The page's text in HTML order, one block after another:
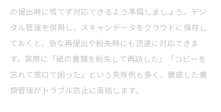
の提出時に慌てず対応できるよう準備しましょう。デジ
タル管理を併用し、スキャンデータをクラウドに保存し
ておくと、急な再提出や紛失時にも迅速に対応できま
す。実際に「紙の書類を紛失して再訪した」「コピーを
忘れて窓口で困った」という失敗例も多く、徹底した書
類管理がトラブル防止に直結します。